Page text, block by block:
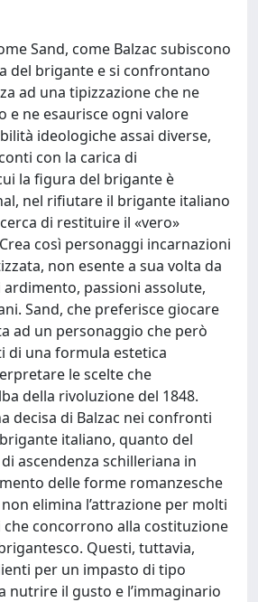
Sand, come Balzac subiscono
del brigante e si confrontano
ad una tipizzazione che ne
e ne esaurisce ogni valore
ideologiche assai diverse,
con la carica di
la figura del brigante è
nel rifiutare il brigante italiano
di restituire il «vero»
così personaggi incarnazioni
non esente a sua volta da
passioni assolute,
Sand, che preferisce giocare
ad un personaggio che però
di una formula estetica
le scelte che
della rivoluzione del 1848.
decisa di Balzac nei confronti
italiano, quanto del
ascendenza schilleriana in
delle forme romanzesche
elimina l’attrazione per molti
concorrono alla costituzione
Questi, tuttavia,
per un impasto di tipo
nutrire il gusto e l’immaginario